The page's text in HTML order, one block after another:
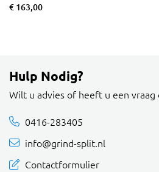
€ 163,00
Hulp Nodig?
Wilt u advies of heeft u een vraag
0416-283405
info@grind-split.nl
Contactformulier